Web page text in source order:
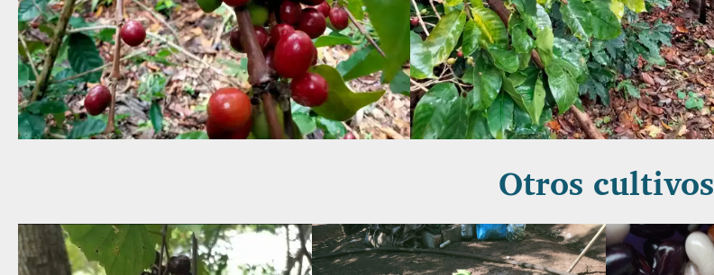
Otros cultivos